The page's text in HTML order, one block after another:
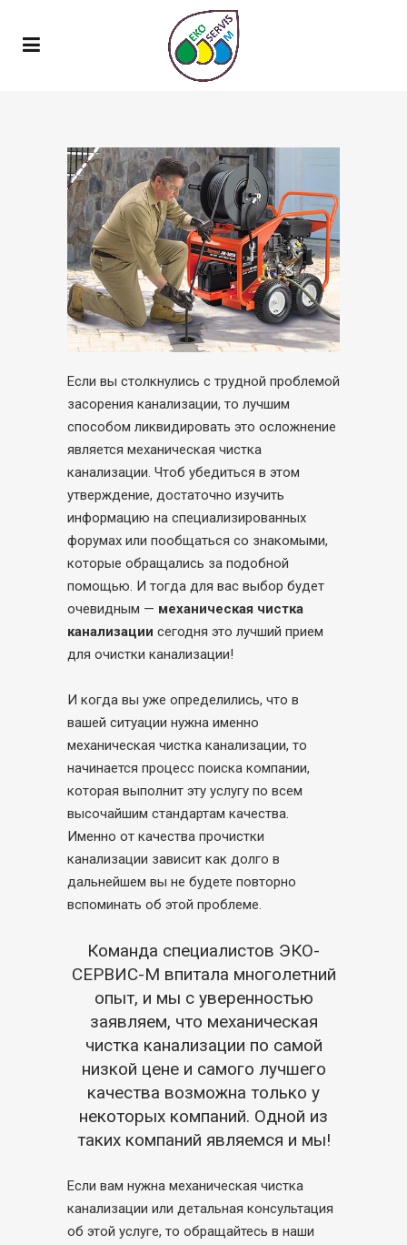
Если вы столкнулись с трудной проблемой
засорения канализации, то лучшим
способом ликвидировать это осложнение
является механическая чистка
канализации. Чтоб убедиться в этом
утверждение, достаточно изучить
информацию на специализированных
форумах или пообщаться со знакомыми,
которые обращались за подобной
помощью. И тогда для вас выбор будет
очевидным — механическая чистка
канализации сегодня это лучший прием
для очистки канализации!
И когда вы уже определились, что в
вашей ситуации нужна именно
механическая чистка канализации, то
начинается процесс поиска компании,
которая выполнит эту услугу по всем
высочайшим стандартам качества.
Именно от качества прочистки
канализации зависит как долго в
дальнейшем вы не будете повторно
вспоминать об этой проблеме.
Команда специалистов ЭКО-
СЕРВИС-М впитала многолетний
опыт, и мы с уверенностью
заявляем, что механическая
чистка канализации по самой
низкой цене и самого лучшего
качества возможна только у
некоторых компаний. Одной из
таких компаний являемся и мы!
Если вам нужна механическая чистка
канализации или детальная консультация
об этой услуге, то обращайтесь в наши